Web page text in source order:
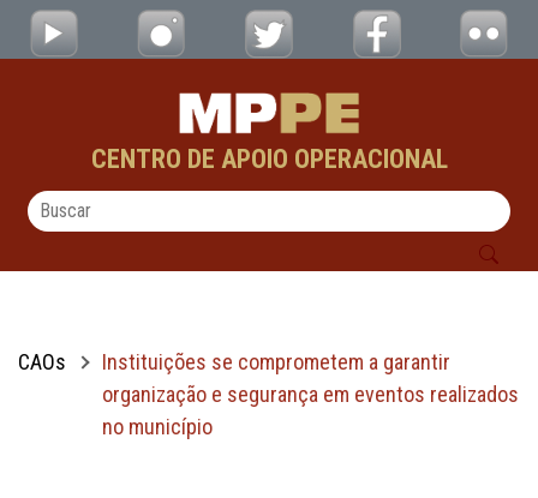
Pular para o Conteúdo principal
Instituições se comprometem a garantir
CENTRO DE APOIO OPERACIONAL
CAOs
Instituições se comprometem a garantir
organização e segurança em eventos realizados
no município